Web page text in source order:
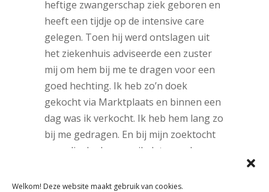
Welkom! Deze website maakt gebruik van cookies.
heftige zwangerschap ziek geboren en
heeft een tijdje op de intensive care
gelegen. Toen hij werd ontslagen uit
het ziekenhuis adviseerde een zuster
mij om hem bij me te dragen voor een
goed hechting. Ik heb zo’n doek
gekocht via Marktplaats en binnen een
dag was ik verkocht. Ik heb hem lang zo
bij me gedragen. En bij mijn zoektocht
naar die doeken zag ik dat er wel
bedrijf er een goed e-commerce model